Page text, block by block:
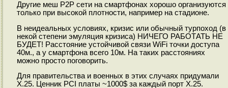
Другие меш P2P сети на смартфонах хорошо организуются
только при высокой плотности, например на стадионе.
В неидеальных условиях, кризис или обычный турпоход (в
некой степени эмуляция кризиса) НИЧЕГО РАБОТАТЬ НЕ
БУДЕТ! Расстояние устойчивой связи WiFi точки доступа
40м., а у смартфона всего 10м. На таких расстояниях
можно просто поговорить.
Для правительства и военных в этих случаях придумали
X.25. Ценник PCI платы ~1000$ за каждый порт X.25.